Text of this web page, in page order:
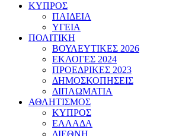
ΚΥΠΡΟΣ
ΠΑΙΔΕΙΑ
ΥΓΕΙΑ
ΠΟΛΙΤΙΚΗ
ΒΟΥΛΕΥΤΙΚΕΣ 2026
ΕΚΛΟΓΕΣ 2024
ΠΡΟΕΔΡΙΚΕΣ 2023
ΔΗΜΟΣΚΟΠΗΣΕΙΣ
ΔΙΠΛΩΜΑΤΙΑ
ΑΘΛΗΤΙΣΜΟΣ
ΚΥΠΡΟΣ
ΕΛΛΑΔΑ
ΔΙΕΘΝΗ